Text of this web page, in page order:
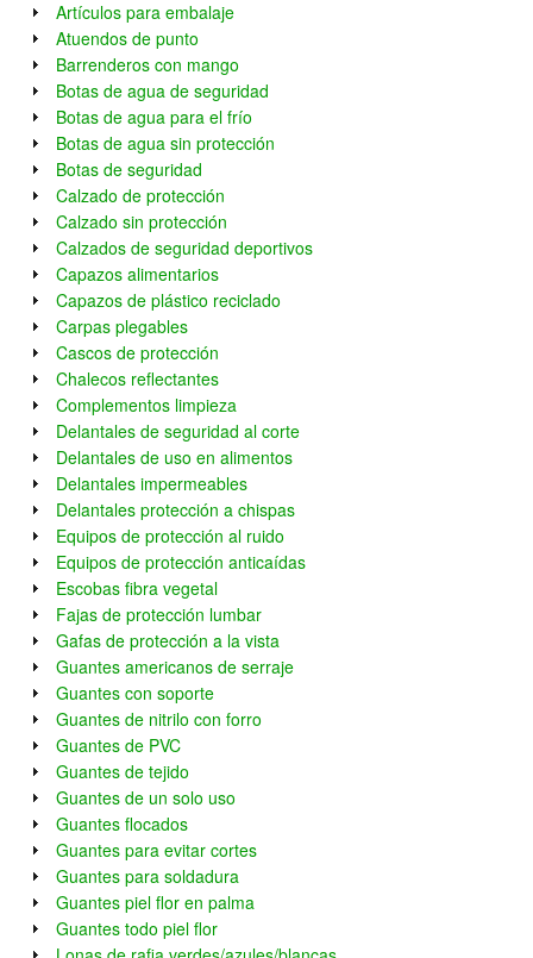
Artículos para embalaje
Atuendos de punto
Barrenderos con mango
Botas de agua de seguridad
Botas de agua para el frío
Botas de agua sin protección
Botas de seguridad
Calzado de protección
Calzado sin protección
Calzados de seguridad deportivos
Capazos alimentarios
Capazos de plástico reciclado
Carpas plegables
Cascos de protección
Chalecos reflectantes
Complementos limpieza
Delantales de seguridad al corte
Delantales de uso en alimentos
Delantales impermeables
Delantales protección a chispas
Equipos de protección al ruido
Equipos de protección anticaídas
Escobas fibra vegetal
Fajas de protección lumbar
Gafas de protección a la vista
Guantes americanos de serraje
Guantes con soporte
Guantes de nitrilo con forro
Guantes de PVC
Guantes de tejido
Guantes de un solo uso
Guantes flocados
Guantes para evitar cortes
Guantes para soldadura
Guantes piel flor en palma
Guantes todo piel flor